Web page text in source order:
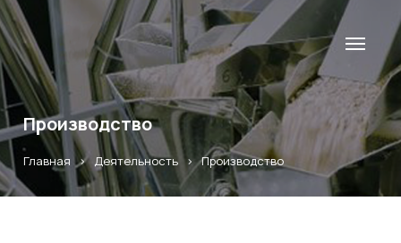
Производство
Главная > Деятельность >Производство